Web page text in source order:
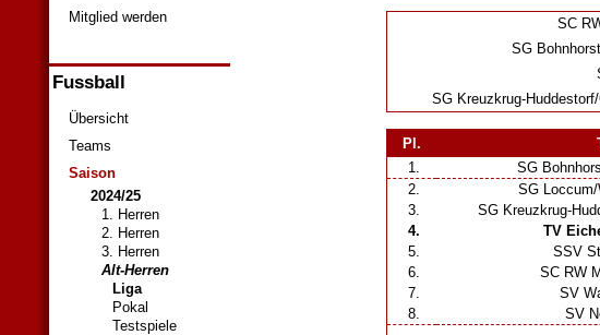
Mitglied werden
Fussball
Übersicht
Teams
Saison
2024/25
1. Herren
2. Herren
3. Herren
Alt-Herren
Liga
Pokal
Testspiele
SC
SG
SG Kreuzkrug-
Pl.
1.
SG
2.
SG
3.
SG Kreuzkrug-
4.
TV
5.
SSV
6.
SC RW
7.
SV
8.
SV